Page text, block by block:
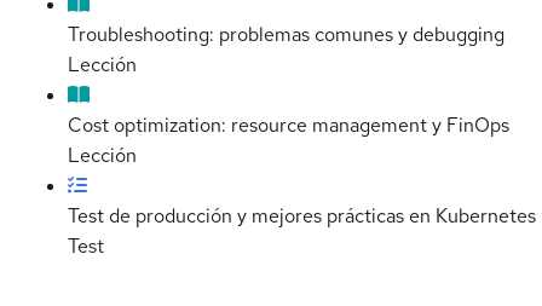
Troubleshooting: problemas comunes y debugging
Lección
Cost optimization: resource management y FinOps
Lección
Test de producción y mejores prácticas en Kubernetes
Test